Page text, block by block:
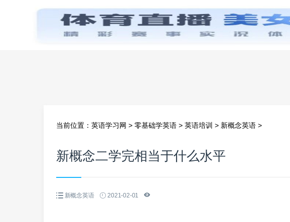
首页 零基础学英语
当前位置： 英语学习网 > 零基础学英语 > 英语培训 > 新概念英语 >
新概念二学完相当于什么水平
新概念英语 2021-02-01